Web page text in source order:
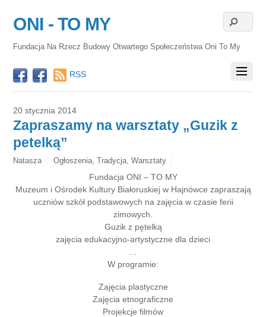
ONI - TO MY
Fundacja Na Rzecz Budowy Otwartego Społeczeństwa Oni To My
RSS
20 stycznia 2014
Zapraszamy na warsztaty „Guzik z
petelką”
Natasza Ogłoszenia Tradycja Warsztaty
Fundacja ONI – TO MY
Muzeum i Ośrodek Kultury Białoruskiej w Hajnówce zapraszają
uczniów szkół podstawowych na zajęcia w czasie ferii
zimowych.
Guzik z pętelką
zajęcia edukacyjno-artystyczne dla dzieci
W programie:
Zajęcia plastyczne
Zajęcia etnograficzne
Projekcje filmów